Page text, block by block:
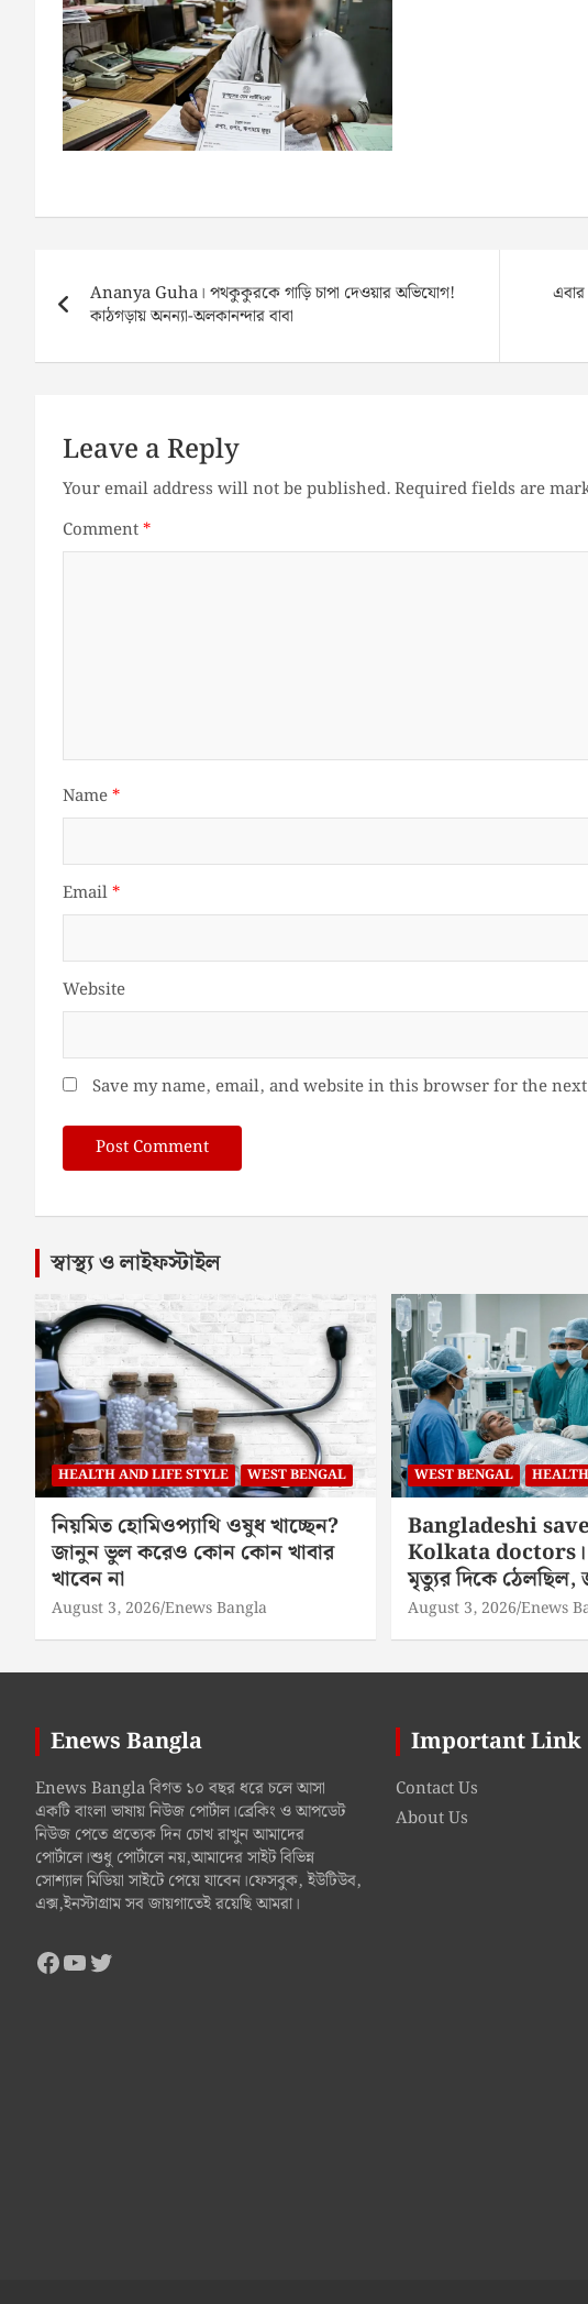
navigation
Ananya Guha। পথকুকুরকে গাড়ি চাপা দেওয়ার অভিযোগ!
কাঠগড়ায় অনন্যা-অলকানন্দার বাবা
Leave a Reply
Your email address will not be published.Required fields are
Comment*
Name*
Email*
Website
Save my name, email, and website in this browser for the
স্বাস্থ্য ও লাইফস্টাইল
HEALTH AND LIFE STYLE WEST BENGAL
নিয়মিত হোমিওপ্যাথি ওষুধ খাচ্ছেন?
জানুন ভুল করেও কোন কোন খাবার
খাবেন না
August 3, 2026 Enews Bangla
WEST BENGAL
Bangladeshi
Kolkata doctors।
মৃত্যুর দিকে ঠেলছিল,
August 3, 2026 Enews
Enews Bangla
Enews Bangla বিগত ১০ বছর ধরে চলে আসা
একটি বাংলা ভাষায় নিউজ পোর্টাল।ব্রেকিং ও আপডেট
নিউজ পেতে প্রত্যেক দিন চোখ রাখুন আমাদের
পোর্টালে।শুধু পোর্টালে নয়,আমাদের সাইট বিভিন্ন
সোশ্যাল মিডিয়া সাইটে পেয়ে যাবেন।ফেসবুক, ইউটিউব,
এক্স,ইনস্টাগ্রাম সব জায়গাতেই রয়েছি আমরা।
Facebook
YouTube
Twitter
Important Link
Contact Us
About Us